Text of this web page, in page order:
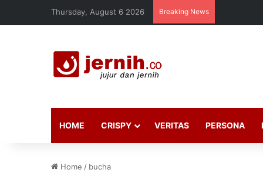
Thursday, August 6 2026 Breaking News
HOME CRISPY VERITAS PERSONA
Home / bucha